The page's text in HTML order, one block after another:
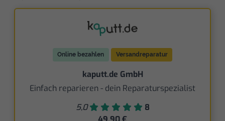
Online bezahlen Versandreparatur
kaputt.de GmbH
Einfach reparieren - dein Reparaturspezialist
5,0
8